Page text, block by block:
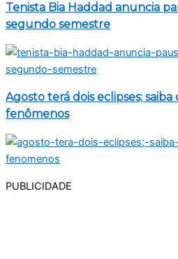
Tenista Bia Haddad anuncia
segundo semestre
Agosto terá dois eclipses; saiba
fenômenos
PUBLICIDADE